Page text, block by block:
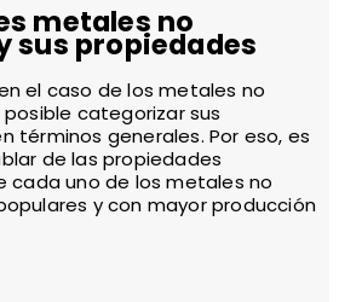
metales no
sus propiedades
el caso de los metales no
categorizar sus
términos generales. Por eso, es
de las propiedades
cada uno de los metales no
y con mayor producción